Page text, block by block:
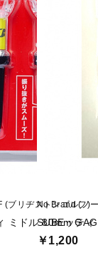
(ブリヂストンゴルフ)
ミドル 80mm
No Brand (ノ
SUBEッテ
￥1,200